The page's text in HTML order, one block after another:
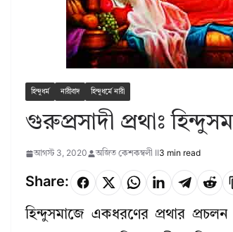
হিন্দুধর্ম নারীবাদ হিন্দুধর্মে নারী
গুরুপ্রসাদী প্রথাঃ
আগস্ট 3, 2020 অজিত কেশকম্বলী II 3 min read
Share:
হিন্দুসমাজে একধরণের প্রথার